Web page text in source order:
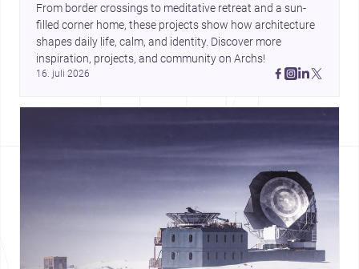
From border crossings to meditative retreat and a sun-
filled corner home, these projects show how architecture
shapes daily life, calm, and identity. Discover more
inspiration, projects, and community on Archs!
16. juli 2026